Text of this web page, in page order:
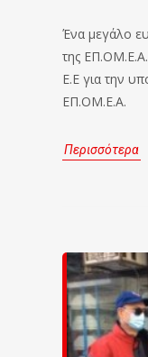
Ένα μεγάλο
της
Ε.Ε για την
ΕΠ.ΟΜ.Ε.Α.
Περισσότερα